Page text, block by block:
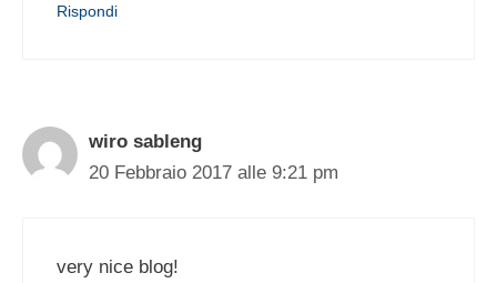
Rispondi
wiro sableng
20 Febbraio 2017 alle 9:21 pm
very nice blog!